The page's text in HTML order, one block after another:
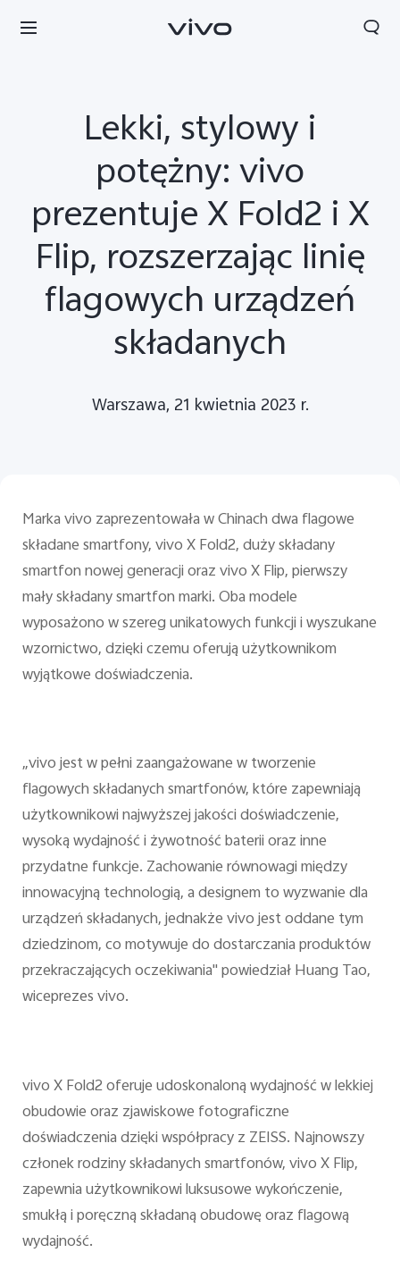
Polska | Wybierz kraj/region
Lekki, stylowy i
potężny: vivo
prezentuje X Fold2 i X
Flip, rozszerzając linię
flagowych urządzeń
składanych
Warszawa, 21 kwietnia 2023 r.
Marka vivo zaprezentowała w Chinach dwa flagowe
składane smartfony, vivo X Fold2, duży składany
smartfon nowej generacji oraz vivo X Flip, pierwszy
mały składany smartfon marki. Oba modele
wyposażono w szereg unikatowych funkcji i wyszukane
wzornictwo, dzięki czemu oferują użytkownikom
wyjątkowe doświadczenia.
„vivo jest w pełni zaangażowane w tworzenie
flagowych składanych smartfonów, które zapewniają
użytkownikowi najwyższej jakości doświadczenie,
wysoką wydajność i żywotność baterii oraz inne
przydatne funkcje. Zachowanie równowagi między
innowacyjną technologią, a designem to wyzwanie dla
urządzeń składanych, jednakże vivo jest oddane tym
dziedzinom, co motywuje do dostarczania produktów
przekraczających oczekiwania" powiedział Huang Tao,
wiceprezes vivo.
vivo X Fold2 oferuje udoskonaloną wydajność w lekkiej
obudowie oraz zjawiskowe fotograficzne
doświadczenia dzięki współpracy z ZEISS. Najnowszy
członek rodziny składanych smartfonów, vivo X Flip,
zapewnia użytkownikowi luksusowe wykończenie,
smukłą i poręczną składaną obudowę oraz flagową
wydajność.